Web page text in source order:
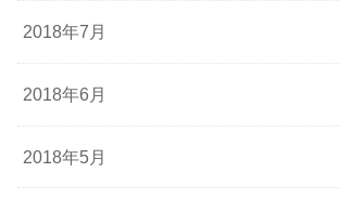
2018年7月
2018年6月
2018年5月